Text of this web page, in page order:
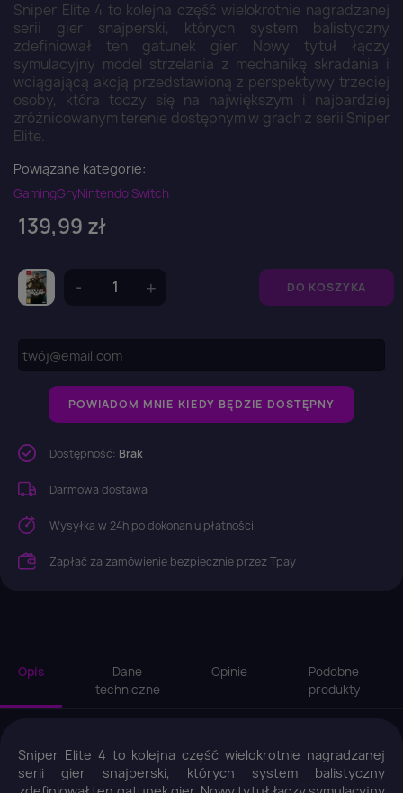
Sniper Elite 4 to kolejna część wielokrotnie nagradzanej
serii gier snajperski, których system balistyczny
zdefiniował ten gatunek gier. Nowy tytuł łączy
symulacyjny model strzelania z mechanikę skradania i
wciągającą akcją przedstawioną z perspektywy trzeciej
osoby, która toczy się na największym i najbardziej
zróżnicowanym terenie dostępnym w grach z serii Sniper
Elite.
Powiązane kategorie:
GamingGryNintendo Switch
139,99 zł
DO KOSZYKA
POWIADOM MNIE KIEDY BĘDZIE DOSTĘPNY
Dostępność: Brak
Darmowa dostawa
Wysyłka w 24h po dokonaniu płatności
Zapłać za zamówienie bezpiecznie przez Tpay
Opis
Dane
techniczne
Opinie
Podobne
produkty
Sniper Elite 4 to kolejna część wielokrotnie nagradzanej
serii gier snajperski, których system balistyczny